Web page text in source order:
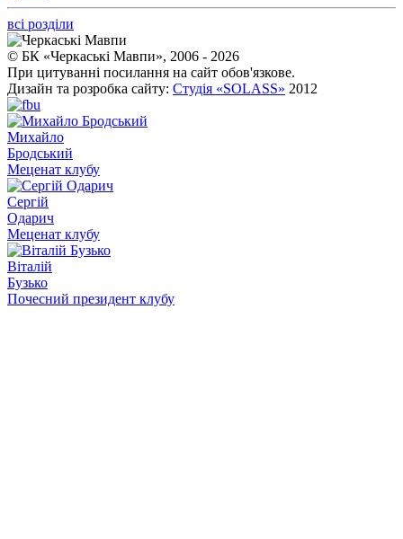
всі розділи
© БК «Черкаські Мавпи», 2006 - 2026
При цитуванні посилання на сайт обов'язкове.
Дизайн та розробка сайту: Студія «SOLASS» 2012
Михайло
Бродський
Меценат клубу
Сергій
Одарич
Меценат клубу
Віталій
Бузько
Почесний президент клубу